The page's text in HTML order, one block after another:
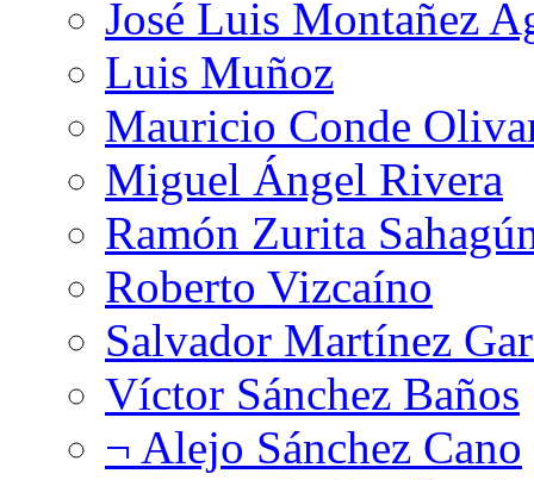
José Luis Montañez
Luis Muñoz
Mauricio Conde
Miguel Ángel Rivera
Ramón Zurita
Roberto Vizcaíno
Salvador Martínez
Víctor Sánchez Baños
¬ Alejo Sánchez Cano